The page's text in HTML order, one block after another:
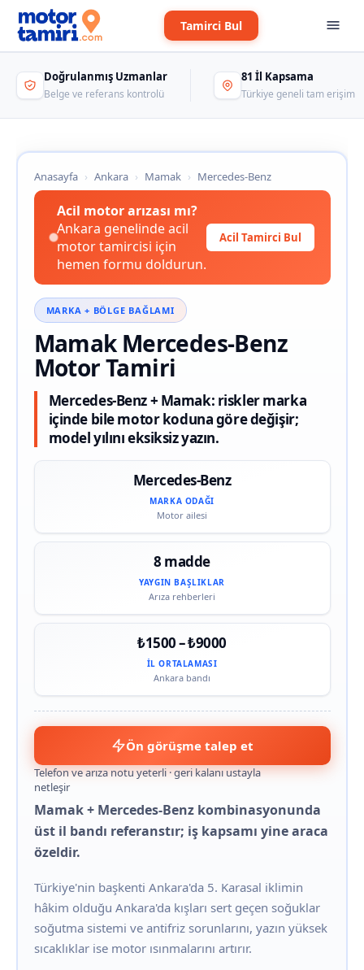
Tamirci Bul
Doğrulanmış Uzmanlar
Belge ve referans kontrolü
81 İl Kapsama
Türkiye geneli tam erişim
Anasayfa › Ankara › Mamak › Mercedes-Benz
Acil motor arızası mı?
Ankara genelinde acil
motor tamircisi için
hemen formu doldurun.
Acil Tamirci Bul
MARKA + BÖLGE BAĞLAMI
Mamak Mercedes-Benz
Motor Tamiri
Mercedes-Benz + Mamak: riskler marka
içinde bile motor koduna göre değişir;
model yılını eksiksiz yazın.
Mercedes-Benz
MARKA ODAĞI
Motor ailesi
8 madde
YAYGIN BAŞLIKLAR
Arıza rehberleri
₺1500 – ₺9000
İL ORTALAMASI
Ankara bandı
Ön görüşme talep et
Telefon ve arıza notu yeterli · geri kalanı ustayla
netleşir
Mamak + Mercedes-Benz kombinasyonunda
üst il bandı referanstır; iş kapsamı yine araca
özeldir.
Türkiye'nin başkenti Ankara'da 5. Karasal iklimin
hâkim olduğu Ankara'da kışları sert geçen soğuklar
soğutma sistemi ve antifriz sorunlarını, yazın yüksek
sıcaklıklar ise motor ısınmalarını artırır.